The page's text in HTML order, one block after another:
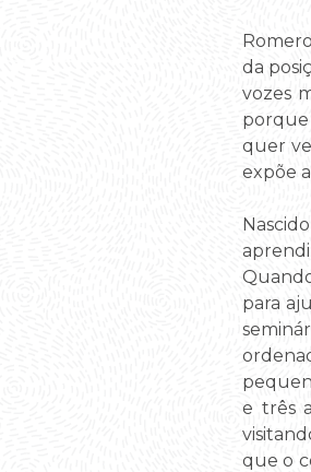
da
vozes
porque
quer
expõe
para
e três
que o